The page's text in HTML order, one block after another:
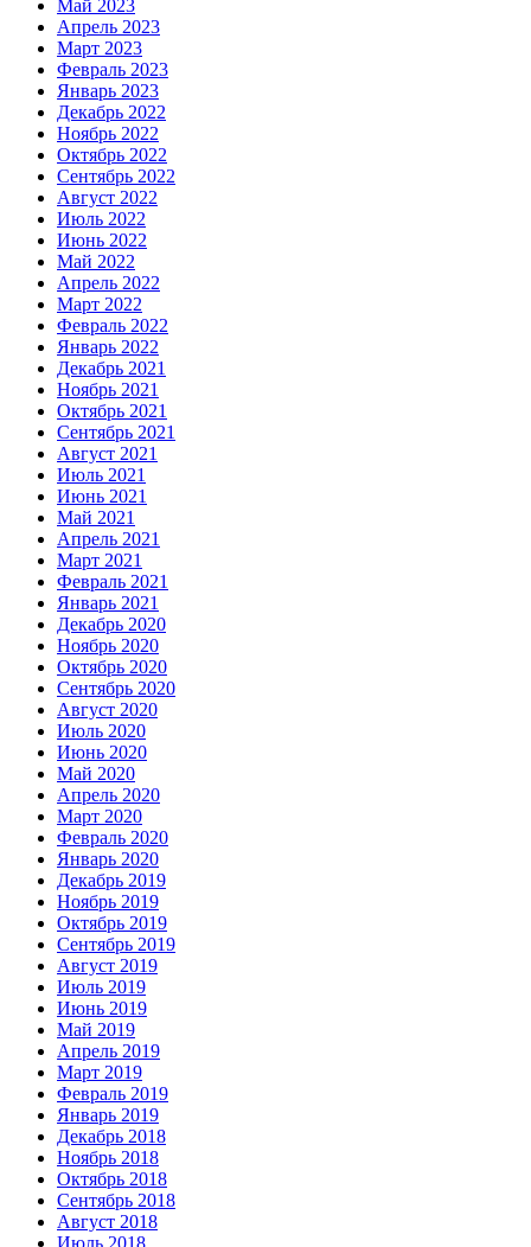
Май 2023
Апрель 2023
Март 2023
Февраль 2023
Январь 2023
Декабрь 2022
Ноябрь 2022
Октябрь 2022
Сентябрь 2022
Август 2022
Июль 2022
Июнь 2022
Май 2022
Апрель 2022
Март 2022
Февраль 2022
Январь 2022
Декабрь 2021
Ноябрь 2021
Октябрь 2021
Сентябрь 2021
Август 2021
Июль 2021
Июнь 2021
Май 2021
Апрель 2021
Март 2021
Февраль 2021
Январь 2021
Декабрь 2020
Ноябрь 2020
Октябрь 2020
Сентябрь 2020
Август 2020
Июль 2020
Июнь 2020
Май 2020
Апрель 2020
Март 2020
Февраль 2020
Январь 2020
Декабрь 2019
Ноябрь 2019
Октябрь 2019
Сентябрь 2019
Август 2019
Июль 2019
Июнь 2019
Май 2019
Апрель 2019
Март 2019
Февраль 2019
Январь 2019
Декабрь 2018
Ноябрь 2018
Октябрь 2018
Сентябрь 2018
Август 2018
Июль 2018